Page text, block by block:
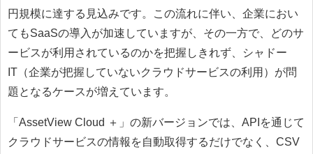
円規模に達する見込みです。この流れに伴い、企業におい
てもSaaSの導入が加速していますが、その一方で、どのサ
ービスが利用されているのかを把握しきれず、シャドー
IT（企業が把握していないクラウドサービスの利用）が問
題となるケースが増えています。
「AssetView Cloud ＋」の新バージョンでは、APIを通じて
クラウドサービスの情報を自動取得するだけでなく、CSV